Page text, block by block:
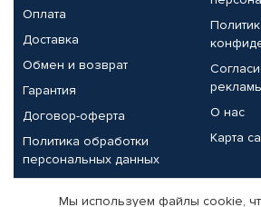
Оплата
Доставка
Обмен и возврат
Гарантия
Договор-оферта
Политика обработки
персональных данных
О нас
Карта
Партнерам
Мы используем файлы cookie,